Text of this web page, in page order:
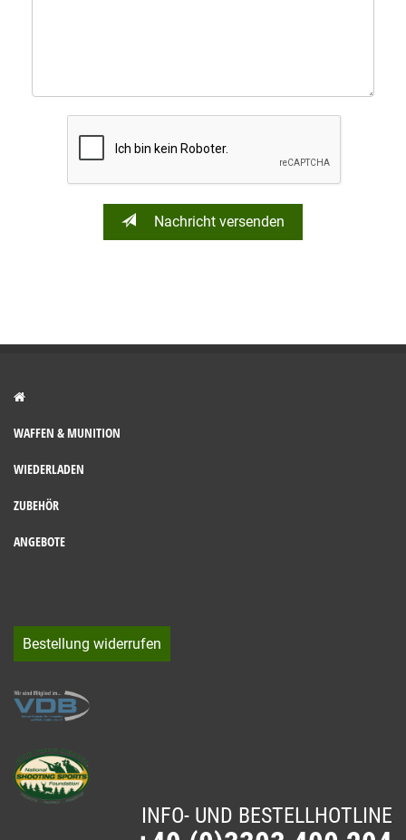
Nachricht versenden
WAFFEN & MUNITION
WIEDERLADEN
ZUBEHÖR
ANGEBOTE
Bestellung widerrufen
INFO- UND BESTELLHOTLINE